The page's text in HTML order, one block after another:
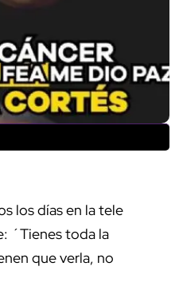
los días en la tele
´Tienes toda la
que verla, no